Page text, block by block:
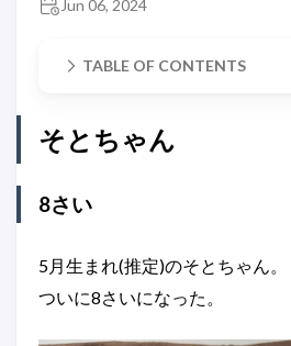
Jun 06, 2024
TABLE OF CONTENTS
そとちゃん
8さい
5月生まれ(推定)のそとちゃん。
ついに8さいになった。